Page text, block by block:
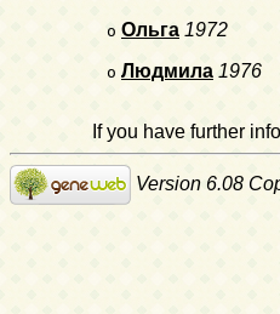
o Ольга 1972
o Людмила 1976
If you have further
Version 6.08